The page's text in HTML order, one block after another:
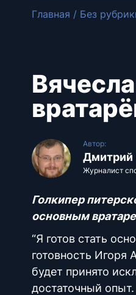
Главная / Без
Автор:
Дмитрий
Журналист
Голкипер
основным
“Я готов стать
готовность
будет принято
достаточный опыт.